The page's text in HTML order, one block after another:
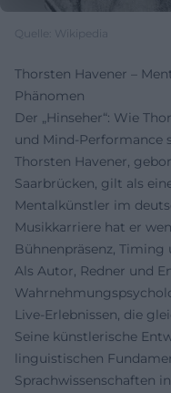
Quelle: Wikipedia
Thorsten Havener –
Phänomen
Der „Hinseher“: Wie
und Mind-Performance
Thorsten Havener,
Saarbrücken, gilt als
Mentalkünstler im
Musikkarriere hat er
Bühnenpräsenz,
Als Autor, Redner und
Live-Erlebnissen, die
Seine künstlerische
linguistischen
Sprachwissenschaften